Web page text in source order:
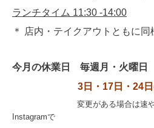
ランチタイム 11:30 -14:00
＊ 店内・テイクアウトともに同
今月の休業日 毎週月・火曜日
3日・17日・24
変更がある場合は速やかに
Instagramで